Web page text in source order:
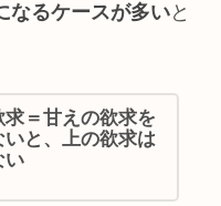
なるケースが多いと
求＝甘えの欲求を
いと、上の欲求は
い